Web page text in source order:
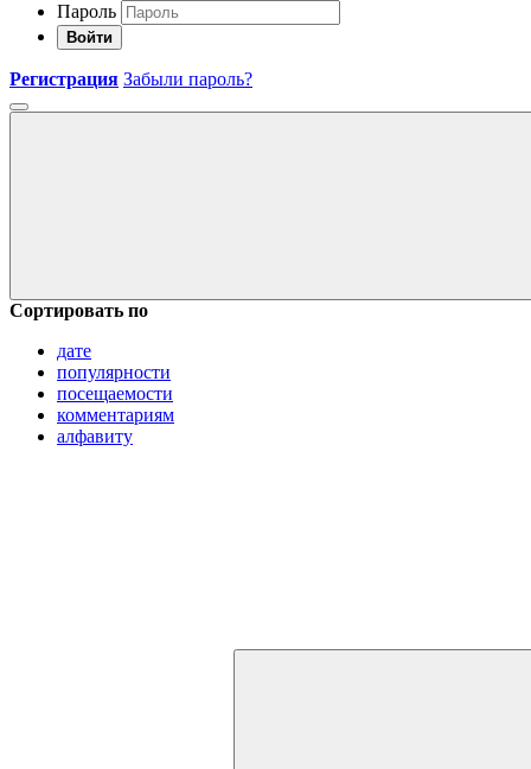
Пароль
Войти
Регистрация Забыли пароль?
Сортировать по
дате
популярности
посещаемости
комментариям
алфавиту